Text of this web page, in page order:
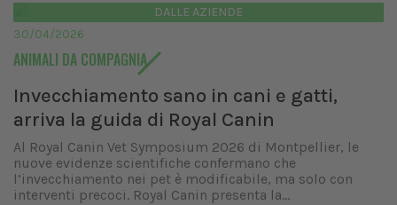
DALLE AZIENDE
30/04/2026
ANIMALI DA COMPAGNIA
Invecchiamento sano in cani e gatti,
arriva la guida di Royal Canin
Al Royal Canin Vet Symposium 2026 di Montpellier, le
nuove evidenze scientifiche confermano che
l’invecchiamento nei pet è modificabile, ma solo con
interventi precoci. Royal Canin presenta la...